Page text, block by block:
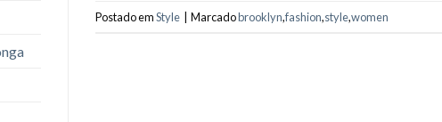
Postado emStyle | Marcadobrooklyn,fashion,style,women